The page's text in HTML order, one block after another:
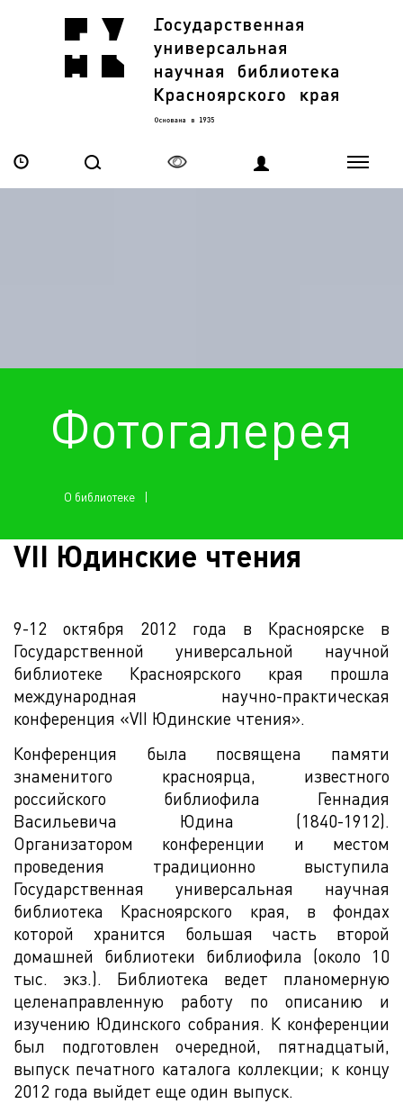
Фотогалерея
О библиотеке
VII Юдинские чтения
9-12 октября 2012 года в Красноярске в
Государственной универсальной научной
библиотеке Красноярского края прошла
международная научно-практическая
конференция «VII Юдинские чтения».
Конференция была посвящена памяти
знаменитого красноярца, известного
российского библиофила Геннадия
Васильевича Юдина (1840-1912).
Организатором конференции и местом
проведения традиционно выступила
Государственная универсальная научная
библиотека Красноярского края, в фондах
которой хранится большая часть второй
домашней библиотеки библиофила (около 10
тыс. экз.). Библиотека ведет планомерную
целенаправленную работу по описанию и
изучению Юдинского собрания. К конференции
был подготовлен очередной, пятнадцатый,
выпуск печатного каталога коллекции; к концу
2012 года выйдет еще один выпуск.